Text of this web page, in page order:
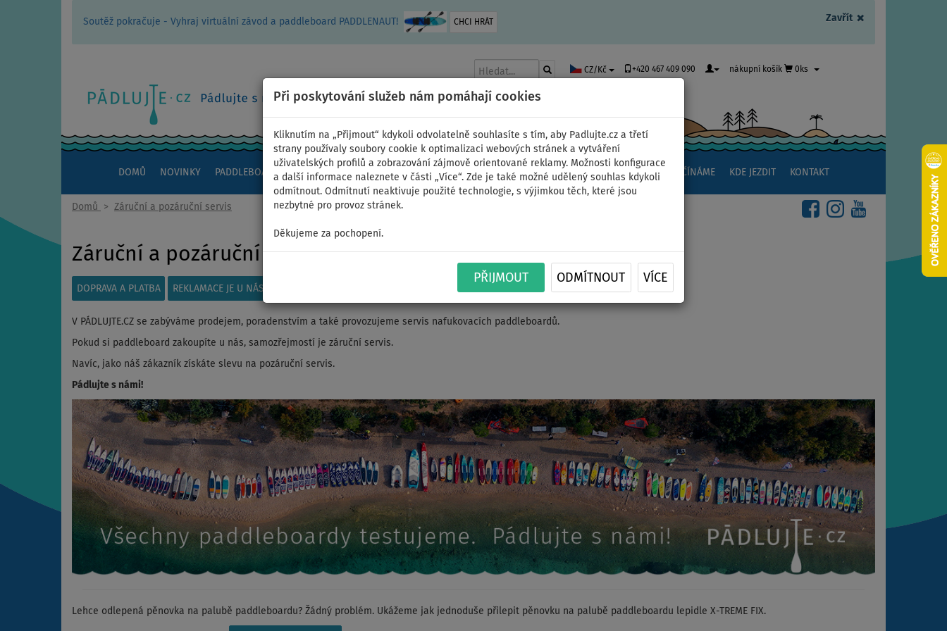
Zavřít ×
Soutěž pokračuje - Vyhraj virtuální závod a paddleboard PADDLENAUT! CHCI HRÁT
Při poskytování služeb nám pomáhají cookies
Kliknutím na „Přijmout“ kdykoli odvolatelně souhlasíte s tím, aby Padlujte.cz a třetí
strany používaly soubory cookie k optimalizaci webových stránek a vytváření
uživatelských profilů a zobrazování zájmově orientované reklamy. Možnosti konfigurace
a další informace naleznete v části „Více“. Zde je také možné udělený souhlas kdykoli
odmítnout. Odmítnutí neaktivuje použité technologie, s výjimkou těch, které jsou
nezbytné pro provoz stránek.
Děkujeme za pochopení.
PŘIJMOUT ODMÍTNOUT VÍCE
CZ/Kč +420 467 409 090 nákupní košík 0ks
DOMŮ NOVINKY PADDLEBOARDY KAJAKY ČLUNY A MOTORY PÁDLA PLACHTY OBLEČENÍ PŘÍSLUŠENSTVÍ ZAČÍNÁME KDE JEZDIT KONTAKT
Domů > Záruční a pozáruční servis
Záruční a pozáruční servis
DOPRAVA A PLATBA REKLAMACE JE U NÁS HRAČKA KONTAKT
V PÁDLUJTE.CZ se zabýváme prodejem, poradenstvím a také provozujeme servis nafukovacích paddleboardů.
Pokud si paddleboard zakoupíte u nás, samozřejmostí je záruční servis.
Navíc, jako náš zákazník získáte slevu na pozáruční servis.
Pádlujte s námi!
Lehce odlepená pěnovka na palubě paddleboardu? Žádný problém. Ukážeme jak jednoduše přilepit pěnovku na palubě paddleboardu lepidle X-TREME FIX.